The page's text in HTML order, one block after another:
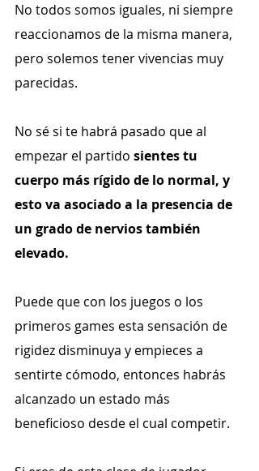
No todos somos iguales, ni siempre
reaccionamos de la misma manera,
pero solemos tener vivencias muy
parecidas.
No sé si te habrá pasado que al
empezar el partido sientes tu
cuerpo más rígido de lo normal, y
esto va asociado a la presencia de
un grado de nervios también
elevado.
Puede que con los juegos o los
primeros games esta sensación de
rigidez disminuya y empieces a
sentirte cómodo, entonces habrás
alcanzado un estado más
beneficioso desde el cual competir.